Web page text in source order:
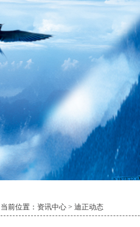
当前位置： 资讯中心 > 迪正动态